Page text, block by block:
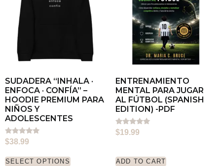
SUDADERA “INHALA ·
ENFOCA · CONFÍA” –
HOODIE PREMIUM PARA
NIÑOS Y
ADOLESCENTES
Rated
5.00
$38.99
SELECT OPTIONS
ENTRENAMIENTO
MENTAL PARA JUGAR
AL FÚTBOL (SPANISH
EDITION) -PDF
Rated
5.00
$19.99
ADD TO CART